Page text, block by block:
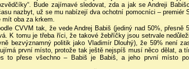
Bude zajímavé sledovat, zda a jak se Andreji
nazbyt, už se mu nabízejí dva ochotní pomocníci – premiér
mít oba za krkem.
CVVM tak, že vede Andrej Babiš (jediný nad 50%, přesně
K tomu je třeba říci, že takové žebříčky jsou setrvale
bezvýznamný politik jako Vladimír Dlouhý), že 59% není
první místo, protože tak ještě nejspíš musí něco dělat, a
to přese všechno – Babiš je Babiš, a jeho první místo